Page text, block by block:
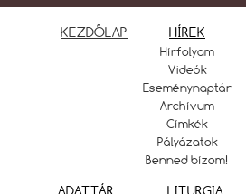
KEZDŐLAP HÍREK
Hírfolyam
Videók
Eseménynaptár
Archívum
Címkék
Pályázatok
Benned bízom!